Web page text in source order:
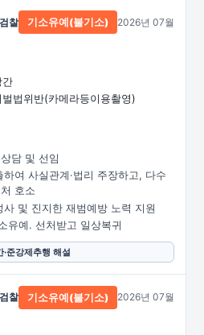
간
벌법위반(카메라등이용촬영)
검찰 기소유예(불기소) 2026년 07월
담 및 선임
여 사실관계·법리 주장하고, 다수
호소
및 진지한 재범예방 노력 지원
유예. 선처받고 일상복귀
·준강제추행 해설
검찰 기소유예(불기소) 2026년 07월